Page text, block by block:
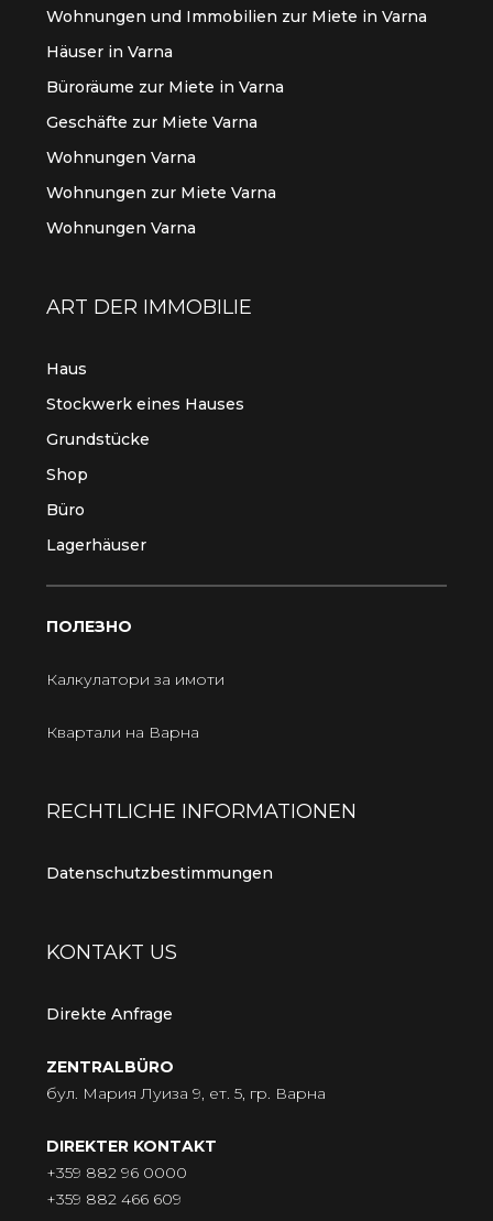
Wohnungen und Immobilien zur Miete in Varna
Häuser in Varna
Büroräume zur Miete in Varna
Geschäfte zur Miete Varna
Wohnungen Varna
Wohnungen zur Miete Varna
Wohnungen Varna
ART DER IMMOBILIE
Haus
Stockwerk eines Hauses
Grundstücke
Shop
Büro
Lagerhäuser
ПОЛЕЗНО
Калкулатори за имоти
Квартали на Варна
RECHTLICHE INFORMATIONEN
Datenschutzbestimmungen
KONTAKT US
Direkte Anfrage
ZENTRALBÜRO
бул. Мария Луиза 9, ет. 5, гр. Варна
DIREKTER KONTAKT
+359 882 96 0000
+359 882 466 609